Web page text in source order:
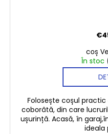
coș
În stoc
Folosește coșul
coborâtă, din care
ușurință. Acasă, în
ideala